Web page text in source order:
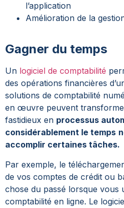
l’application
Amélioration de la
Gagner du temps
Un logiciel de comptabilité
des opérations financières
solutions de comptabilité
en œuvre peuvent
fastidieux en processus
considérablement le temps
accomplir certaines tâches.
Par exemple, le
de vos comptes de crédit ou
chose du passé lorsque vous
comptabilité en ligne. Le